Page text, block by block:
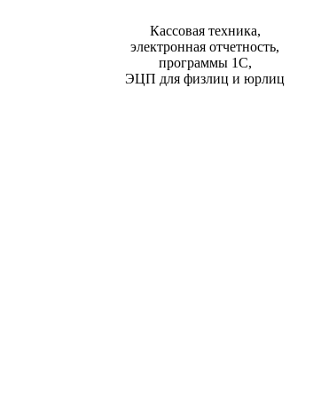
Кассовая техника,
электронная отчетность,
программы 1С,
ЭЦП для физлиц и юрлиц